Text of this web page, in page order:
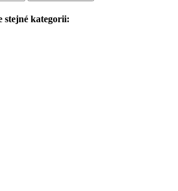
stejné kategorii: